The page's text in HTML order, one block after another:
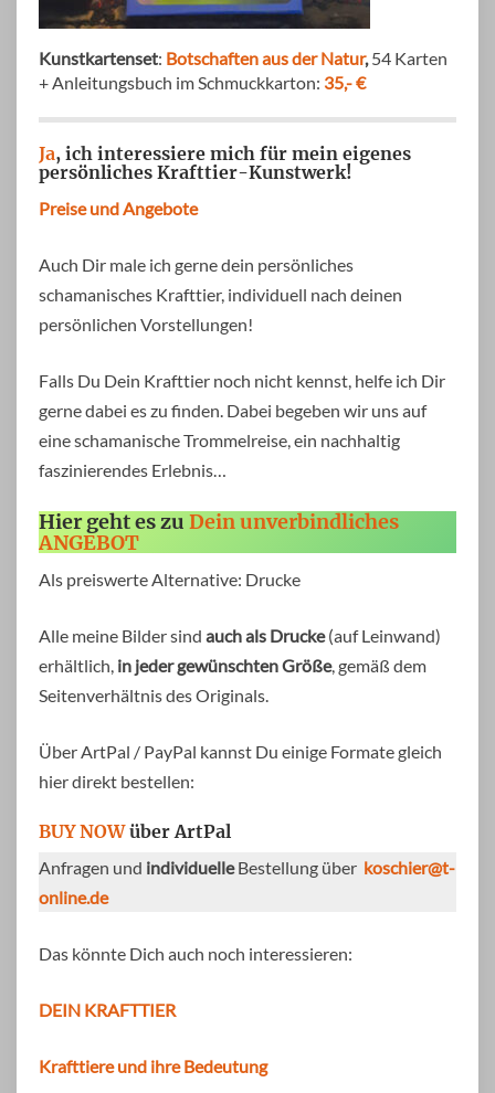
Kunstkartenset: Botschaften aus der Natur, 54 Karten
+ Anleitungsbuch im Schmuckkarton: 35,- €
Ja, ich interessiere mich für mein eigenes
persönliches Krafttier-Kunstwerk!
Preise und Angebote
Auch Dir male ich gerne dein persönliches
schamanisches Krafttier, individuell nach deinen
persönlichen Vorstellungen!
Falls Du Dein Krafttier noch nicht kennst, helfe ich Dir
gerne dabei es zu finden. Dabei begeben wir uns auf
eine schamanische Trommelreise, ein nachhaltig
faszinierendes Erlebnis…
Hier geht es zu Dein unverbindliches
ANGEBOT
Als preiswerte Alternative: Drucke
Alle meine Bilder sind auch als Drucke(auf Leinwand)
erhältlich, in jeder gewünschten Größe, gemäß dem
Seitenverhältnis des Originals.
Über ArtPal / PayPal kannst Du einige Formate gleich
hier direkt bestellen:
BUY NOWüber ArtPal
Anfragen und individuelleBestellung über koschier@t-
online.de
Das könnte Dich auch noch interessieren:
DEIN KRAFTTIER
Krafttiere und ihre Bedeutung